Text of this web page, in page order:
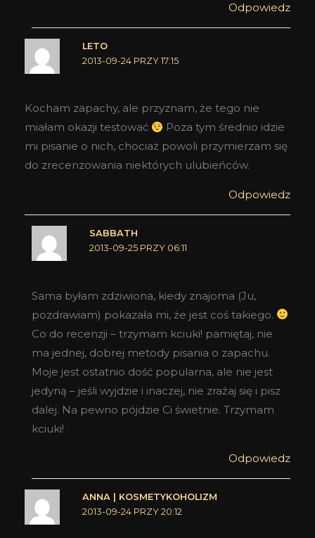
Odpowiedz
LETO
2013-09-24 PRZY 17:15
Kocham zapachy, ale przyznam, że tego nie
miałam okazji testować
Poza tym średnio idzie
mi pisanie o nich, chociaż powoli przymierzam się
do zrecenzowania niektórych ulubieńców.
Odpowiedz
SABBATH
2013-09-25 PRZY 06:11
Sama byłam zdziwiona, kiedy znajoma (Ju,
pozdrawiam) pokazała mi, że jest coś takiego.
Co do recenzji – trzymam kciuki! pamiętaj, nie
ma jednej, dobrej metody pisania o zapachu.
Moje jest ostatnio dość popularna, ale nie jest
jedyną – jeśli wyjdzie i inaczej, nie zrażaj się i pisz
dalej. Na pewno pójdzie Ci świetnie. Trzymam
kciuki!
Odpowiedz
ANNA | KOSMETYKOHOLIZM
2013-09-24 PRZY 20:12